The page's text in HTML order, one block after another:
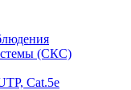
(СКС)
Cat.5e